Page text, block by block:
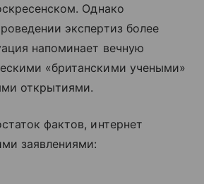
Однако
экспертиз более
напоминает вечную
«британскими учеными»
открытиями.
фактов, интернет
заявлениями: